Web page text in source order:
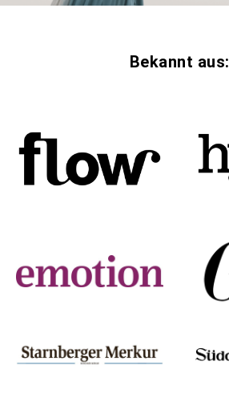
Bekannt aus: